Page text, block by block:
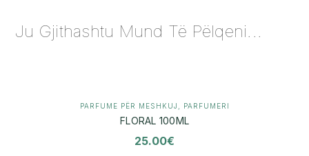
Ju Gjithashtu Mund Të Pëlqeni...
PARFUME PËR MESHKUJ PARFUMERI
FLORAL 100ML
25.00€